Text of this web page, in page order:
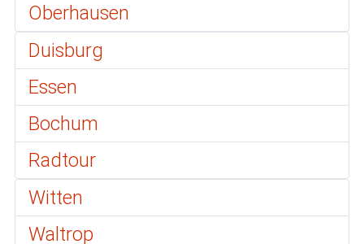
Oberhausen
Duisburg
Essen
Bochum
Radtour
Witten
Waltrop